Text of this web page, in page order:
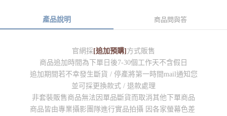
產品說明 商品問與答
官網採[追加預購]方式販售
商品追加時間為下單日後7-30個工作天不含假日
追加期間若不幸發生斷貨 / 停產將第一時間mail通知您
並可採更換款式 / 退款處理
非套裝販售商品無法因單品斷貨而取消其他下單商品
商品皆由專業攝影團隊進行實品拍攝 因各家螢幕色差